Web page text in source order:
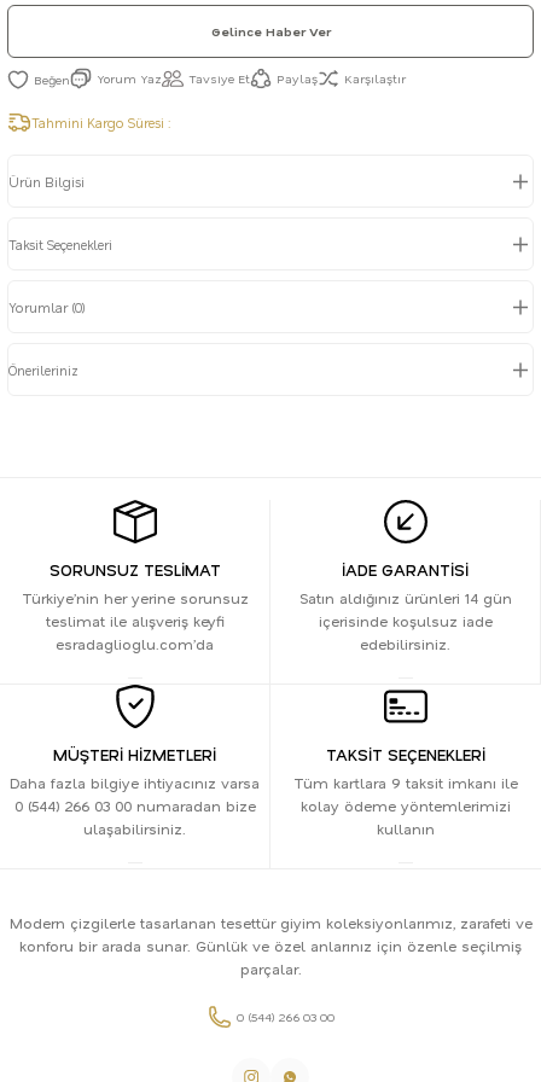
Gelince Haber Ver
Yorum Yaz Tavsiye Et Paylaş Karşılaştır
Tahmini Kargo Süresi :
Ürün Bilgisi
Taksit Seçenekleri
Yorumlar (0)
Önerileriniz
SORUNSUZ TESLİMAT
Türkiye’nin her yerine sorunsuz
teslimat ile alışveriş keyfi
esradaglioglu.com’da
İADE GARANTİSİ
Satın aldığınız ürünleri 14 gün
içerisinde koşulsuz iade
edebilirsiniz.
MÜŞTERİ HİZMETLERİ
Daha fazla bilgiye ihtiyacınız varsa
0 (544) 266 03 00 numaradan bize
ulaşabilirsiniz.
TAKSİT SEÇENEKLERİ
Tüm kartlara 9 taksit imkanı ile
kolay ödeme yöntemlerimizi
kullanın
Modern çizgilerle tasarlanan tesettür giyim koleksiyonlarımız, zarafeti ve
konforu bir arada sunar. Günlük ve özel anlarınız için özenle seçilmiş
parçalar.
0 (544) 266 03 00